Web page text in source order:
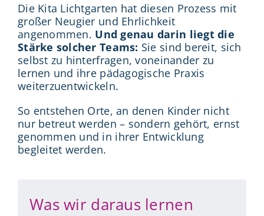
Die Kita Lichtgarten hat diesen Prozess mit
großer Neugier und Ehrlichkeit
angenommen. Und genau darin liegt die
Stärke solcher Teams: Sie sind bereit, sich
selbst zu hinterfragen, voneinander zu
lernen und ihre pädagogische Praxis
weiterzuentwickeln.
So entstehen Orte, an denen Kinder nicht
nur betreut werden – sondern gehört, ernst
genommen und in ihrer Entwicklung
begleitet werden.
Was wir daraus lernen